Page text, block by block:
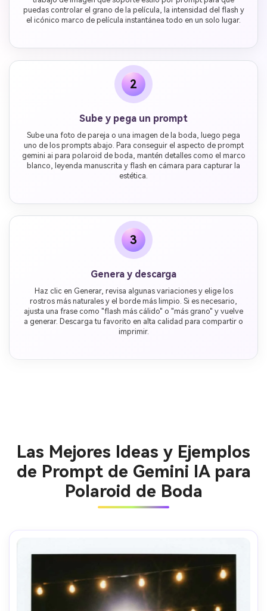
puedas controlar el grano de la película, la intensidad del flash y
el icónico marco de película instantánea todo en un solo lugar.
2
Sube y pega un prompt
Sube una foto de pareja o una imagen de la boda, luego pega
uno de los prompts abajo. Para conseguir el aspecto de prompt
gemini ai para polaroid de boda, mantén detalles como el marco
blanco, leyenda manuscrita y flash en cámara para capturar la
estética.
3
Genera y descarga
Haz clic en Generar, revisa algunas variaciones y elige los
rostros más naturales y el borde más limpio. Si es necesario,
ajusta una frase como "flash más cálido" o "más grano" y vuelve
a generar. Descarga tu favorito en alta calidad para compartir o
imprimir.
Las Mejores Ideas y Ejemplos
de Prompt de Gemini IA para
Polaroid de Boda